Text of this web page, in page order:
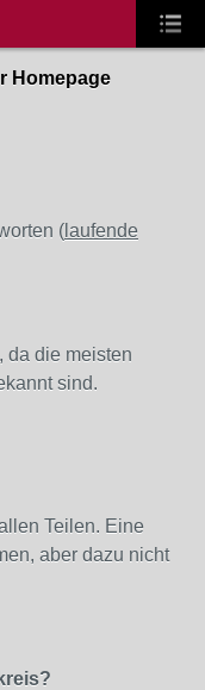
Homepage
( laufende
da die meisten
sind.
Teilen. Eine
aber dazu nicht